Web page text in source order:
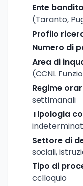
Ente
(Taranto,
Profilo
Numero di
Area di
(CCNL
Regime
settimanali
Tipologia
Settore di
sociali,
Tipo di
colloquio